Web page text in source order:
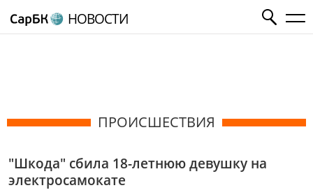
НОВОСТИ
ПРОИСШЕСТВИЯ
"Шкода" сбила 18-летнюю девушку на
электросамокате